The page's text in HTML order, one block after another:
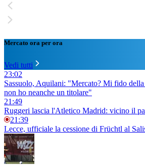
Mercato ora per ora
Vedi tutti
23:02
Sassuolo, Aquilani: "Mercato? Mi fido della
non ho neanche un titolare"
21:49
Ruggeri lascia l'Atletico Madrid: vicino il
21:39
Lecce, ufficiale la cessione di Früchtl al